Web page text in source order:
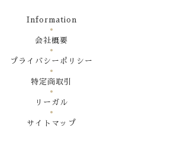
Information
会社概要
プライバシーポリシー
特定商取引
リーガル
サイトマップ